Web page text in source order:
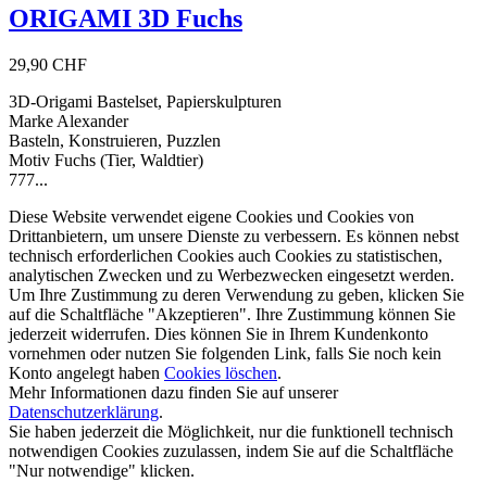
ORIGAMI 3D Fuchs
29,90 CHF
3D-Origami Bastelset, Papierskulpturen
Marke Alexander
Basteln, Konstruieren, Puzzlen
Motiv Fuchs (Tier, Waldtier)
777...
Diese Website verwendet eigene Cookies und Cookies von
Drittanbietern, um unsere Dienste zu verbessern. Es können nebst
technisch erforderlichen Cookies auch Cookies zu statistischen,
analytischen Zwecken und zu Werbezwecken eingesetzt werden.
Um Ihre Zustimmung zu deren Verwendung zu geben, klicken Sie
auf die Schaltfläche "Akzeptieren". Ihre Zustimmung können Sie
jederzeit widerrufen. Dies können Sie in Ihrem Kundenkonto
vornehmen oder nutzen Sie folgenden Link, falls Sie noch kein
Konto angelegt haben Cookies löschen.
Mehr Informationen dazu finden Sie auf unserer
Datenschutzerklärung.
Sie haben jederzeit die Möglichkeit, nur die funktionell technisch
notwendigen Cookies zuzulassen, indem Sie auf die Schaltfläche
"Nur notwendige" klicken.